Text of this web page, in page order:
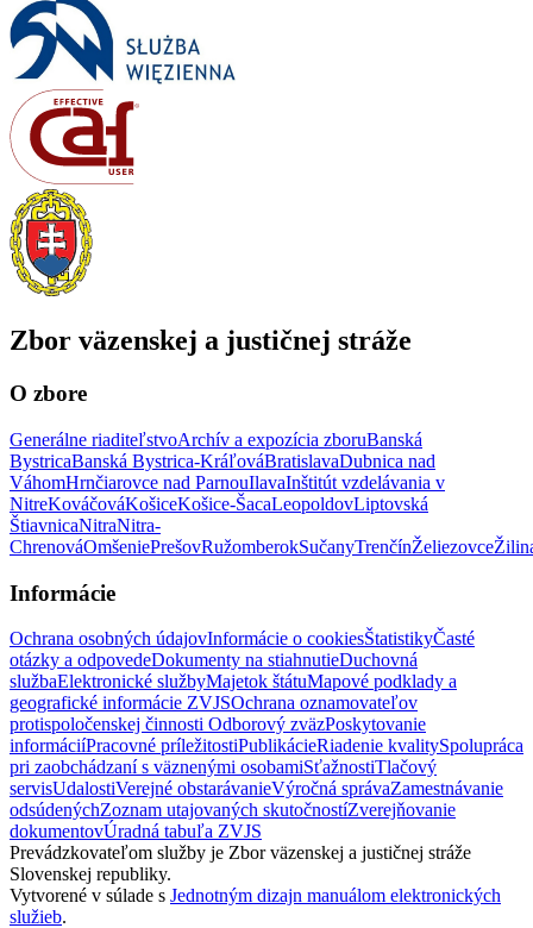
Zbor väzenskej a justičnej stráže
O zbore
Generálne riaditeľstvoArchív a expozícia zboruBanská
BystricaBanská Bystrica-KráľováBratislavaDubnica nad
VáhomHrnčiarovce nad ParnouIlavaInštitút vzdelávania v
NitreKováčováKošiceKošice-ŠacaLeopoldovLiptovská
ŠtiavnicaNitraNitra-
ChrenováOmšeniePrešovRužomberokSučanyTrenčínŽeliezovce
Informácie
Ochrana osobných údajovInformácie o cookiesŠtatistikyČasté
otázky a odpovedeDokumenty na stiahnutieDuchovná
službaElektronické službyMajetok štátuMapové podklady a
geografické informácie ZVJSOchrana oznamovateľov
protispoločenskej činnosti Odborový zväzPoskytovanie
informáciíPracovné príležitostiPublikácieRiadenie kvalitySpolupráca
pri zaobchádzaní s väznenými osobamiSťažnostiTlačový
servisUdalostiVerejné obstarávanieVýročná správaZamestnávanie
odsúdenýchZoznam utajovaných skutočnostíZverejňovanie
dokumentovÚradná tabuľa ZVJS
Prevádzkovateľom služby je Zbor väzenskej a justičnej stráže
Slovenskej republiky.
Vytvorené v súlade s Jednotným dizajn manuálom elektronických
služieb.